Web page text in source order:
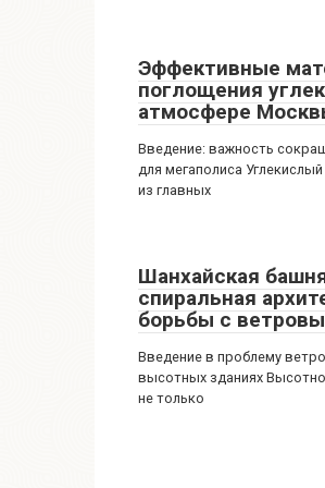
Эффективные
поглощения
атмосфере
Введение: важность
для мегаполиса
из главных
Шанхайская
спиральная
борьбы с
Введение в проблему
высотных зданиях
не только